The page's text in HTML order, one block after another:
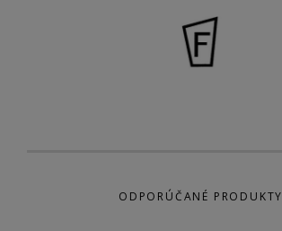
ODPORÚČANÉ PRODUKTY